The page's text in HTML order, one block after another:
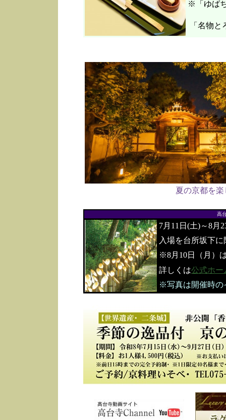
※「ゆば
「名物と
夏の京都を
高
7月11日(土)～8月
入場を台所坂下
※8月10日（月）
詳しくは公式ホー
※写真は開催時の